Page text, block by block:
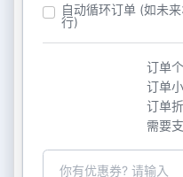
自动循环订单 (如未
行)
订单
订单
订单
需要